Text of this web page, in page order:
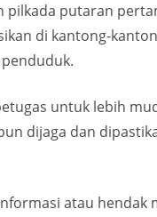
putaran
di kantong-
untuk lebih
dijaga dan
atau hendak